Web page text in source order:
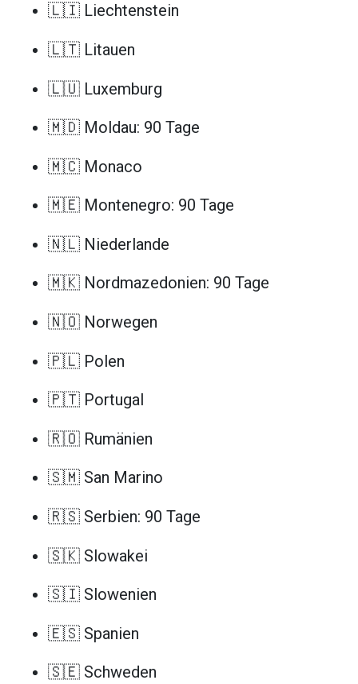
🇱🇮 Liechtenstein
🇱🇹 Litauen
🇱🇺 Luxemburg
🇲🇩 Moldau: 90 Tage
🇲🇨 Monaco
🇲🇪 Montenegro: 90 Tage
🇳🇱 Niederlande
🇲🇰 Nordmazedonien: 90 Tage
🇳🇴 Norwegen
🇵🇱 Polen
🇵🇹 Portugal
🇷🇴 Rumänien
🇸🇲 San Marino
🇷🇸 Serbien: 90 Tage
🇸🇰 Slowakei
🇸🇮 Slowenien
🇪🇸 Spanien
🇸🇪 Schweden